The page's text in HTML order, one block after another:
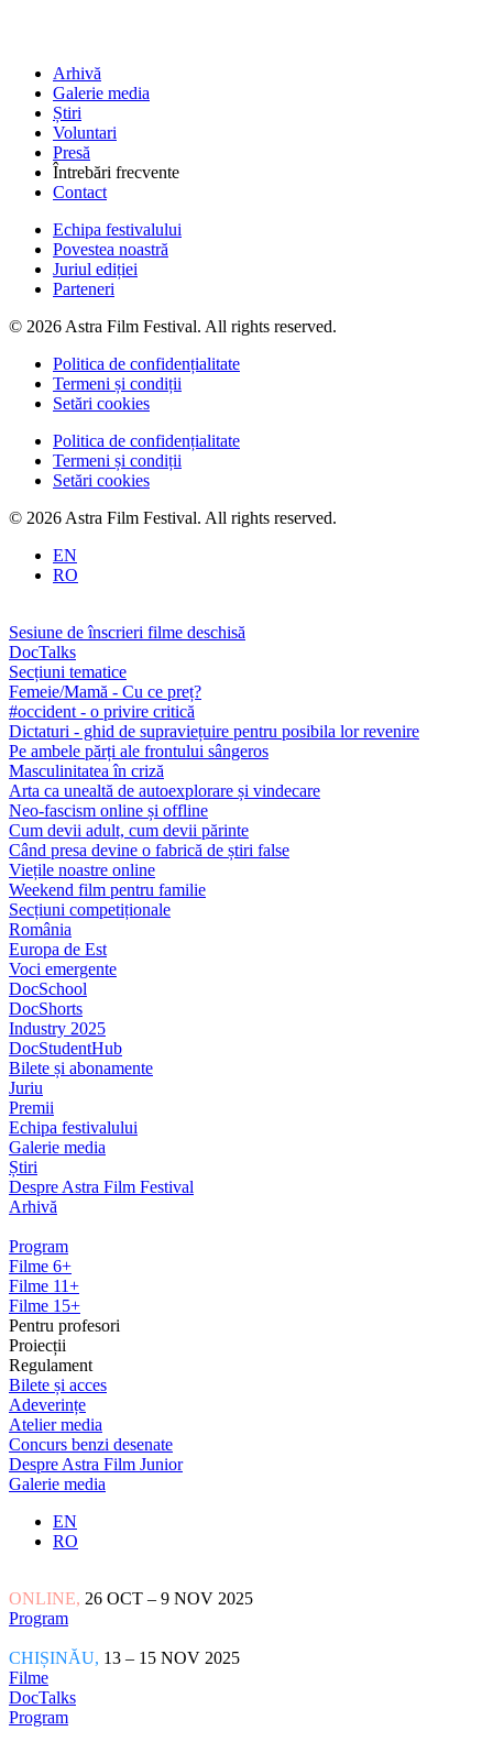
Arhivă
Galerie media
Știri
Voluntari
Presă
Întrebări frecvente
Contact
Echipa festivalului
Povestea noastră
Juriul ediției
Parteneri
© 2026 Astra Film Festival. All rights reserved.
Politica de confidențialitate
Termeni și condiții
Setări cookies
Politica de confidențialitate
Termeni și condiții
Setări cookies
© 2026 Astra Film Festival. All rights reserved.
EN
RO
Sesiune de înscrieri filme deschisă
DocTalks
Secțiuni tematice
Femeie/Mamă - Cu ce preț?
#occident - o privire critică
Dictaturi - ghid de supraviețuire pentru posibila lor revenire
Pe ambele părți ale frontului sângeros
Masculinitatea în criză
Arta ca unealtă de autoexplorare și vindecare
Neo-fascism online și offline
Cum devii adult, cum devii părinte
Când presa devine o fabrică de știri false
Viețile noastre online
Weekend film pentru familie
Secțiuni competiționale
România
Europa de Est
Voci emergente
DocSchool
DocShorts
Industry 2025
DocStudentHub
Bilete și abonamente
Juriu
Premii
Echipa festivalului
Galerie media
Știri
Despre Astra Film Festival
Arhivă
Program
Filme 6+
Filme 11+
Filme 15+
Pentru profesori
Proiecții
Regulament
Bilete și acces
Adeverințe
Atelier media
Concurs benzi desenate
Despre Astra Film Junior
Galerie media
EN
RO
ONLINE, 26 OCT – 9 NOV 2025
Program
CHIȘINĂU, 13 – 15 NOV 2025
Filme
DocTalks
Program